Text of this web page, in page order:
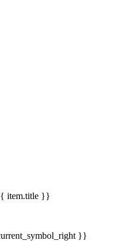
item.title }}
}}